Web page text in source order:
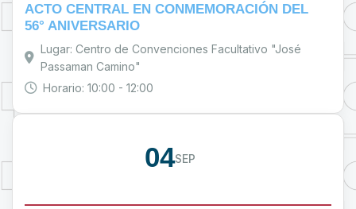
ACTO CENTRAL EN CONMEMORACIÓN DEL
56° ANIVERSARIO
Lugar: Centro de Convenciones Facultativo "José
Passaman Camino"
Horario: 10:00 - 12:00
04SEP